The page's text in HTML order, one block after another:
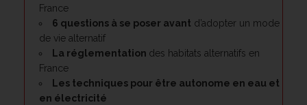
France
6 questions à se poser avant d’adopter un mode
de vie alternatif
La réglementation des habitats alternatifs en
France
Les techniques pour être autonome en eau et
en électricité